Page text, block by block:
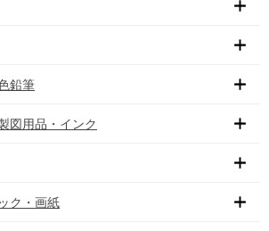
鉛筆
図用品・インク
ク・画紙